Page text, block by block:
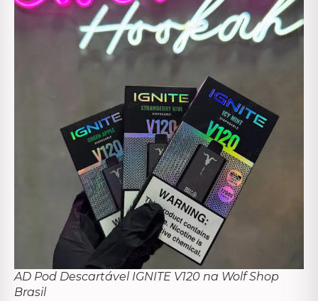
AD Pod Descartável IGNITE V120 na Wolf Shop
Brasil